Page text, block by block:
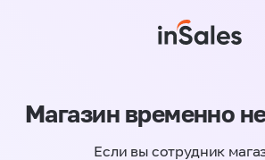
Магазин временно
Если вы сотрудник